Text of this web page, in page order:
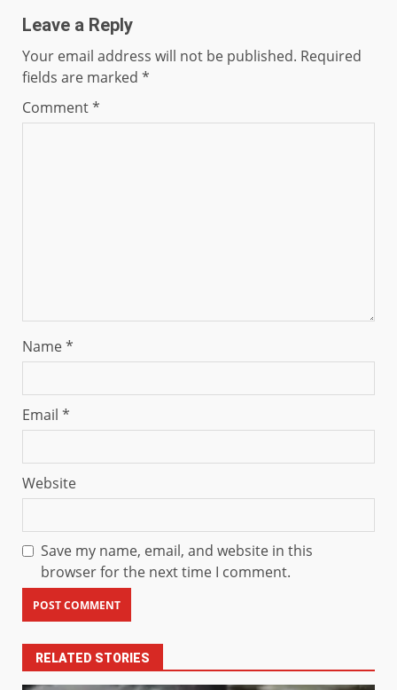
Leave a Reply
Your email address will not be published. Required
fields are marked *
Comment*
Name*
Email *
Website
Save my name, email, and website in this
browser for the next time I comment.
RELATED STORIES